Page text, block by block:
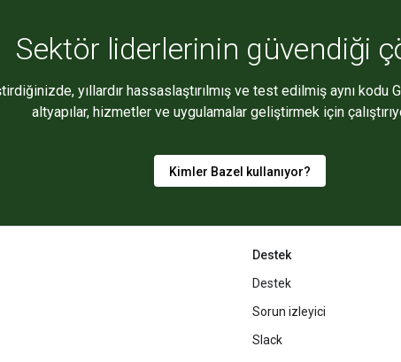
Sektör liderlerinin güvendiği
yıllardır hassaslaştırılmış ve test edilmiş aynı kodu
altyapılar, hizmetler ve uygulamalar geliştirmek için
Kimler Bazel kullanıyor?
Destek
Destek
Sorun izleyici
Slack